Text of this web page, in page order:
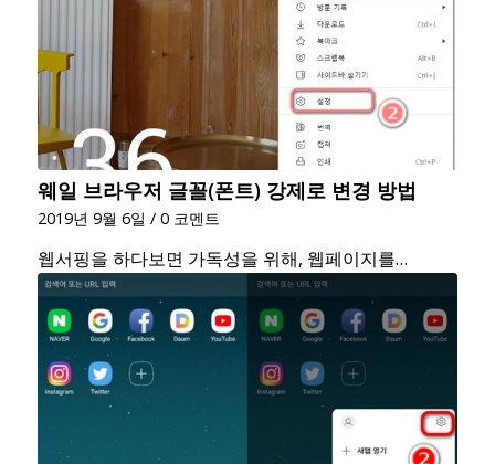
웨일 브라우저 글꼴(폰트) 강제로 변경 방법
2019년 9월 6일 / 0 코멘트
웹서핑을 하다보면 가독성을 위해, 웹페이지를…